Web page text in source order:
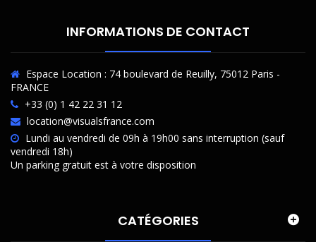
INFORMATIONS DE CONTACT
Espace Location : 74 boulevard de Reuilly, 75012 Paris -
FRANCE
+33 (0) 1 42 22 31 12
location@visualsfrance.com
Lundi au vendredi de 09h à 19h00 sans interruption (sauf
vendredi 18h)
Un parking gratuit est à votre disposition
CATÉGORIES